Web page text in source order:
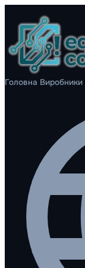
Головна Виробники